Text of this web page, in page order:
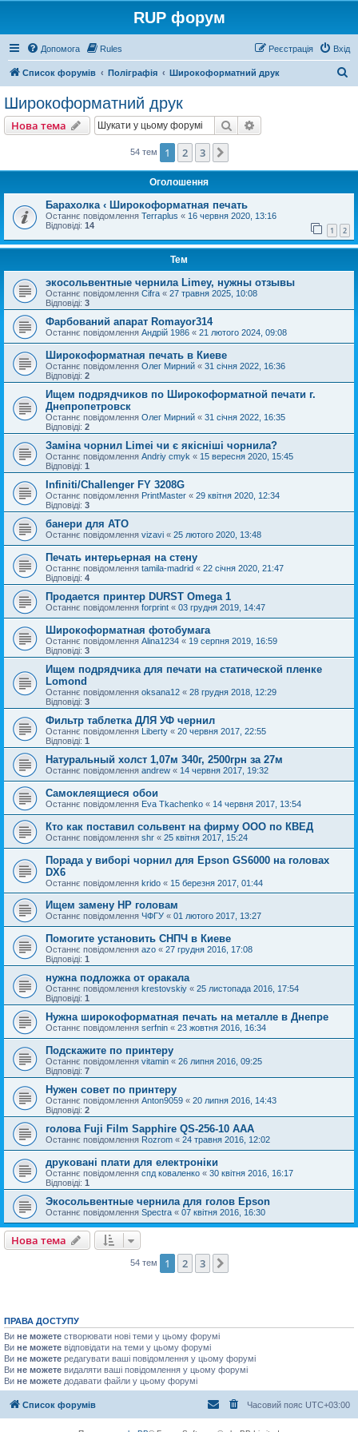
RUP форум
Допомога Rules Вхід
Реєстрація
Список форумів Поліграфія Широкоформатний друк
Широкоформатний друк
Нова тема Пошук
54 тем 1 2 3
Оголошення
Барахолка ‹ Широкоформатная печать
Останнє повідомлення Terraplus « 16 червня 2020, 13:16
Відповіді: 14 1 2
Тем
экосольвентные чернила Limey, нужны отзывы
Останнє повідомлення Cifra « 27 травня 2025, 10:08
Відповіді: 3
Фарбований апарат Romayor314
Останнє повідомлення Андрій 1986 « 21 лютого 2024, 09:08
Широкоформатная печать в Киеве
Останнє повідомлення Олег Мирний « 31 січня 2022, 16:36
Відповіді: 2
Ищем подрядчиков по Широкоформатной печати г.
Днепропетровск
Останнє повідомлення Олег Мирний « 31 січня 2022, 16:35
Відповіді: 2
Заміна чорнил Limei чи є якісніші чорнила?
Останнє повідомлення Andriy cmyk « 15 вересня 2020, 15:45
Відповіді: 1
Infiniti/Challenger FY 3208G
Останнє повідомлення PrintMaster « 29 квітня 2020, 12:34
Відповіді: 3
банери для АТО
Останнє повідомлення vizavi « 25 лютого 2020, 13:48
Печать интерьерная на стену
Останнє повідомлення tamila-madrid « 22 січня 2020, 21:47
Відповіді: 4
Продается принтер DURST Omega 1
Останнє повідомлення forprint « 03 грудня 2019, 14:47
Широкоформатная фотобумага
Останнє повідомлення Alina1234 « 19 серпня 2019, 16:59
Відповіді: 3
Ищем подрядчика для печати на статической пленке
Lomond
Останнє повідомлення oksana12 « 28 грудня 2018, 12:29
Відповіді: 3
Фильтр таблетка ДЛЯ УФ чернил
Останнє повідомлення Liberty « 20 червня 2017, 22:55
Відповіді: 1
Натуральный холст 1,07м 340г, 2500грн за 27м
Останнє повідомлення andrew « 14 червня 2017, 19:32
Самоклеящиеся обои
Останнє повідомлення Eva Tkachenko « 14 червня 2017, 13:54
Кто как поставил сольвент на фирму ООО по КВЕД
Останнє повідомлення shr « 25 квітня 2017, 15:24
Порада у виборі чорнил для Epson GS6000 на головах
DX6
Останнє повідомлення krido « 15 березня 2017, 01:44
Ищем замену НР головам
Останнє повідомлення ЧФГУ « 01 лютого 2017, 13:27
Помогите установить СНПЧ в Киеве
Останнє повідомлення azo « 27 грудня 2016, 17:08
Відповіді: 1
нужна подложка от оракала
Останнє повідомлення krestovskiy « 25 листопада 2016, 17:54
Відповіді: 1
Нужна широкоформатная печать на металле в Днепре
Останнє повідомлення serfnin « 23 жовтня 2016, 16:34
Подскажите по принтеру
Останнє повідомлення vitamin « 26 липня 2016, 09:25
Відповіді: 7
Нужен совет по принтеру
Останнє повідомлення Anton9059 « 20 липня 2016, 14:43
Відповіді: 2
голова Fuji Film Sapphire QS-256-10 AAA
Останнє повідомлення Rozrom « 24 травня 2016, 12:02
друковані плати для електроніки
Останнє повідомлення спд коваленко « 30 квітня 2016, 16:17
Відповіді: 1
Экосольвентные чернила для голов Epson
Останнє повідомлення Spectra « 07 квітня 2016, 16:30
Нова тема
54 тем 1 2 3
ПРАВА ДОСТУПУ
Ви не можете створювати нові теми у цьому форумі
Ви не можете відповідати на теми у цьому форумі
Ви не можете редагувати ваші повідомлення у цьому форумі
Ви не можете видаляти ваші повідомлення у цьому форумі
Ви не можете додавати файли у цьому форумі
Список форумів Часовий пояс UTC+03:00